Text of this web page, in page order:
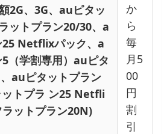
か
ら
毎
月5
00
円
割
引
2G、3G、auピタッ
ットプラン20/30、a
25 Netflixパック、a
（学割専用）auピタ
auピタットプラン
トプラ ン25 Netfli
ットプラン20N)